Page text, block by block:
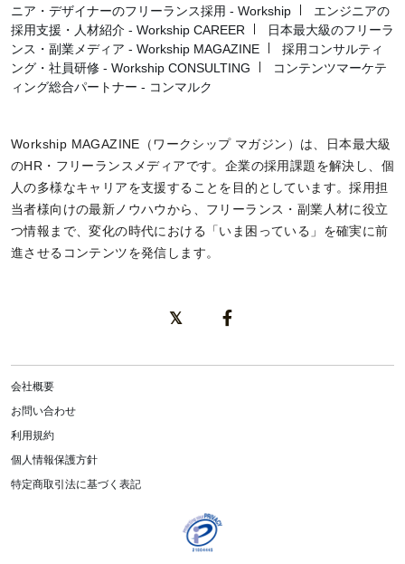
ニア・デザイナーのフリーランス採用 - Workship
エンジニアの
採用支援・人材紹介 - Workship CAREER
日本最大級のフリーラ
ンス・副業メディア - Workship MAGAZINE
採用コンサルティ
ング・社員研修 - Workship CONSULTING
コンテンツマーケテ
ィング総合パートナー - コンマルク
Workship MAGAZINE（ワークシップ マガジン）は、日本最大級
のHR・フリーランスメディアです。企業の採用課題を解決し、個
人の多様なキャリアを支援することを目的としています。採用担
当者様向けの最新ノウハウから、フリーランス・副業人材に役立
つ情報まで、変化の時代における「いま困っている」を確実に前
進させるコンテンツを発信します。
会社概要
お問い合わせ
利用規約
個人情報保護方針
特定商取引法に基づく表記